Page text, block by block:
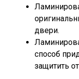
двери.
способ
защитить